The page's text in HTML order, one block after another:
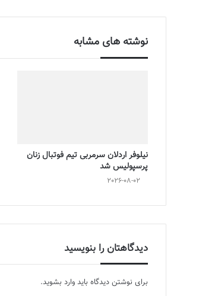
نوشته های مشابه
نیلوفر اردلان سرمربی تیم فوتبال زنان
پرسپولیس شد
2026-08-02
دیدگاهتان را بنویسید
برای نوشتن دیدگاه باید وارد بشوید.